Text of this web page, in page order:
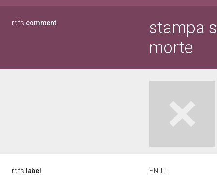
rdfs:comment
stampa
morte
rdfs: label EN IT